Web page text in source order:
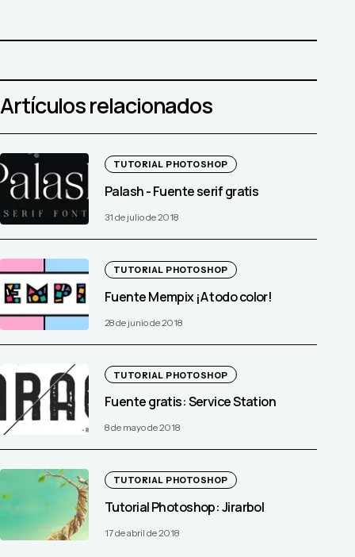
Artículos relacionados
TUTORIAL PHOTOSHOP
Palash - Fuente serif gratis
31 de julio de 2018
TUTORIAL PHOTOSHOP
Fuente Mempix ¡A todo color!
28 de junio de 2018
TUTORIAL PHOTOSHOP
Fuente gratis: Service Station
8 de mayo de 2018
TUTORIAL PHOTOSHOP
Tutorial Photoshop: Jirarbol
17 de abril de 2018